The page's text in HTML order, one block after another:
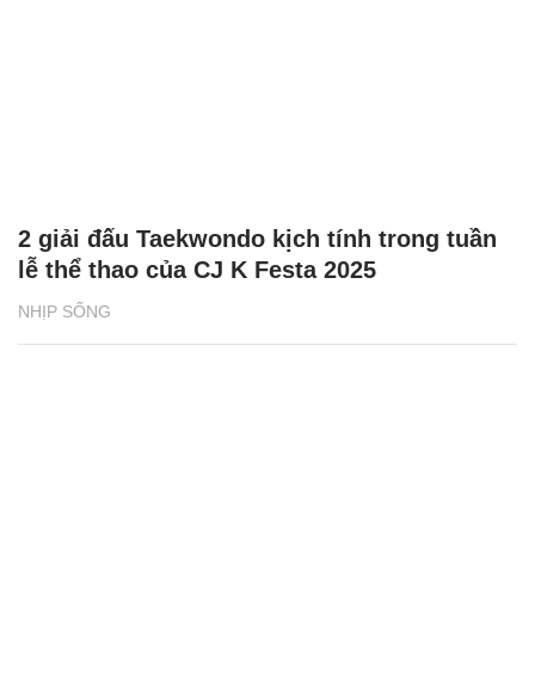
NHỊP SỐNG
2 giải đấu Taekwondo kịch tính trong tuần
lễ thể thao của CJ K Festa 2025